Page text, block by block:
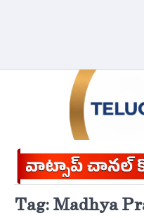
Tag:Madhya